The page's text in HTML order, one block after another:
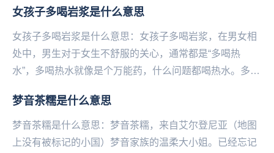
女孩子多喝岩浆是什么意思
女孩子多喝岩浆是什么意思：女孩子多喝岩浆，在男女相
处中，男生对于女生不舒服的关心，通常都是“多喝热
水”，多喝热水就像是个万能药，什么问题都喝热水。多喝
梦音茶糯是什么意思
梦音茶糯是什么意思：梦音茶糯，来自艾尔登尼亚（地图
上没有被标记的小国）梦音家族的温柔大小姐。已经忘记